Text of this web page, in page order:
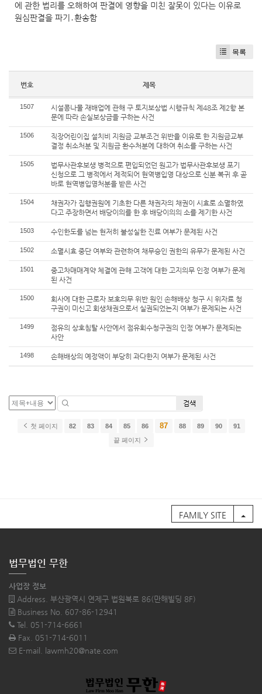
에 관한 법리를 오해하여 판결에 영향을 미친 잘못이 있다는 이유로
원심판결을 파기․환송함
목록
번호 제목
1507
시설콩나물 재배업에 관해 구 토지보상법 시행규칙 제48조 제2항 본
문에 따라 손실보상금을 구하는 사건
1506
직장어린이집 설치비 지원금 교부조건 위반을 이유로 한 지원금교부
결정 취소처분 및 지원금 환수처분에 대하여 취소를 구하는 사건
1505
법무사관후보생 병적으로 편입되었던 원고가 법무사관후보생 포기
신청으로 그 병적에서 제적되어 현역병입영 대상으로 신분 복귀 후 곧
바로 현역병입영처분을 받은 사건
1504
채권자가 집행권원에 기초한 다른 채권자의 채권이 시효로 소멸하였
다고 주장하면서 배당이의를 한 후 배당이의의 소를 제기한 사건
1503 수인한도를 넘는 현저히 불성실한 진료 여부가 문제된 사건
1502 소멸시효 중단 여부와 관련하여 채무승인 권한의 유무가 문제된 사건
1501
중고차매매계약 체결에 관해 고객에 대한 고지의무 인정 여부가 문제
된 사건
1500
회사에 대한 근로자 보호의무 위반 원인 손해배상 청구 시 위자료 청
구권이 미신고 회생채권으로서 실권되었는지 여부가 문제되는 사건
1499
점유의 상호침탈 사안에서 점유회수청구권의 인정 여부가 문제되는
사안
1498 손해배상의 예정액이 부당히 과다한지 여부가 문제된 사건
검색
첫 페이지 82 83 84 85 86 87 88 89 90
91
끝 페이지
FAMILY SITE
법무법인 무한
사업장 정보
Address. 부산광역시 연제구 법원북로 86(만해빌딩 8F)
Business No. 607-86-12941
Tel. 051-714-6661
Fax. 051-714-6011
E-mail. lawmh20@nate.com